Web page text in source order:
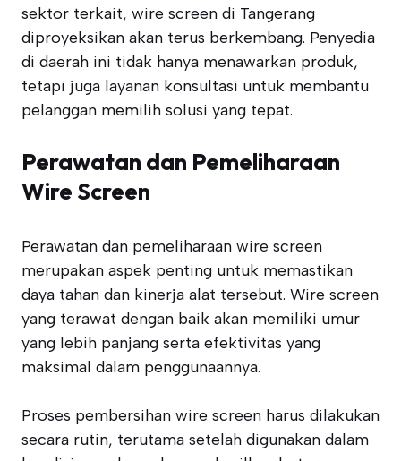
sektor terkait, wire screen di Tangerang
diproyeksikan akan terus berkembang. Penyedia
di daerah ini tidak hanya menawarkan produk,
tetapi juga layanan konsultasi untuk membantu
pelanggan memilih solusi yang tepat.
Perawatan dan Pemeliharaan
Wire Screen
Perawatan dan pemeliharaan wire screen
merupakan aspek penting untuk memastikan
daya tahan dan kinerja alat tersebut. Wire screen
yang terawat dengan baik akan memiliki umur
yang lebih panjang serta efektivitas yang
maksimal dalam penggunaannya.
Proses pembersihan wire screen harus dilakukan
secara rutin, terutama setelah digunakan dalam